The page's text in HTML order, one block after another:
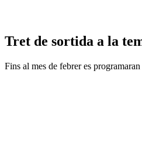
Tret de sortida a la
Fins al mes de febrer es